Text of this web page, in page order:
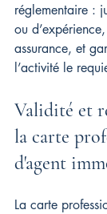
réglementaire :
ou
assurance, et
l’activité le
Validité et
la carte
d'agent
La carte